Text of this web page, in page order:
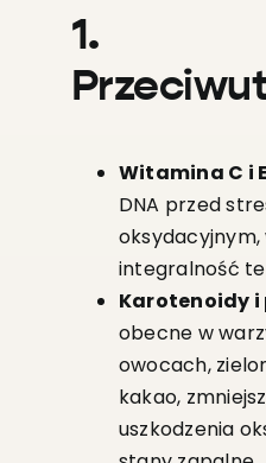
1.
Witamina C i E
DNA przed
integralność
Karotenoidy
obecne w
owocach,
kakao,
uszkodzenia